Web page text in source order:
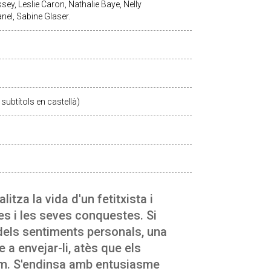
Leslie Caron, Nathalie Baye, Nelly
Sabine Glaser.
en castellà)
la vida d'un fetitxista i
i les seves conquestes. Si
sentiments personals, una
a envejar-li, atès que els
S'endinsa amb entusiasme